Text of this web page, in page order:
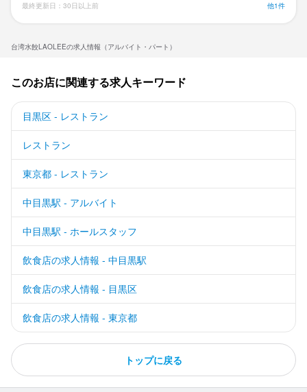
台湾水餃LAOLEEの求人情報（アルバイト・パート）
最終更新日：30日以上前 他1件
このお店に関連する求人キーワード
目黒区 - レストラン
レストラン
東京都 - レストラン
中目黒駅 - アルバイト
中目黒駅 - ホールスタッフ
飲食店の求人情報 - 中目黒駅
飲食店の求人情報 - 目黒区
飲食店の求人情報 - 東京都
トップに戻る